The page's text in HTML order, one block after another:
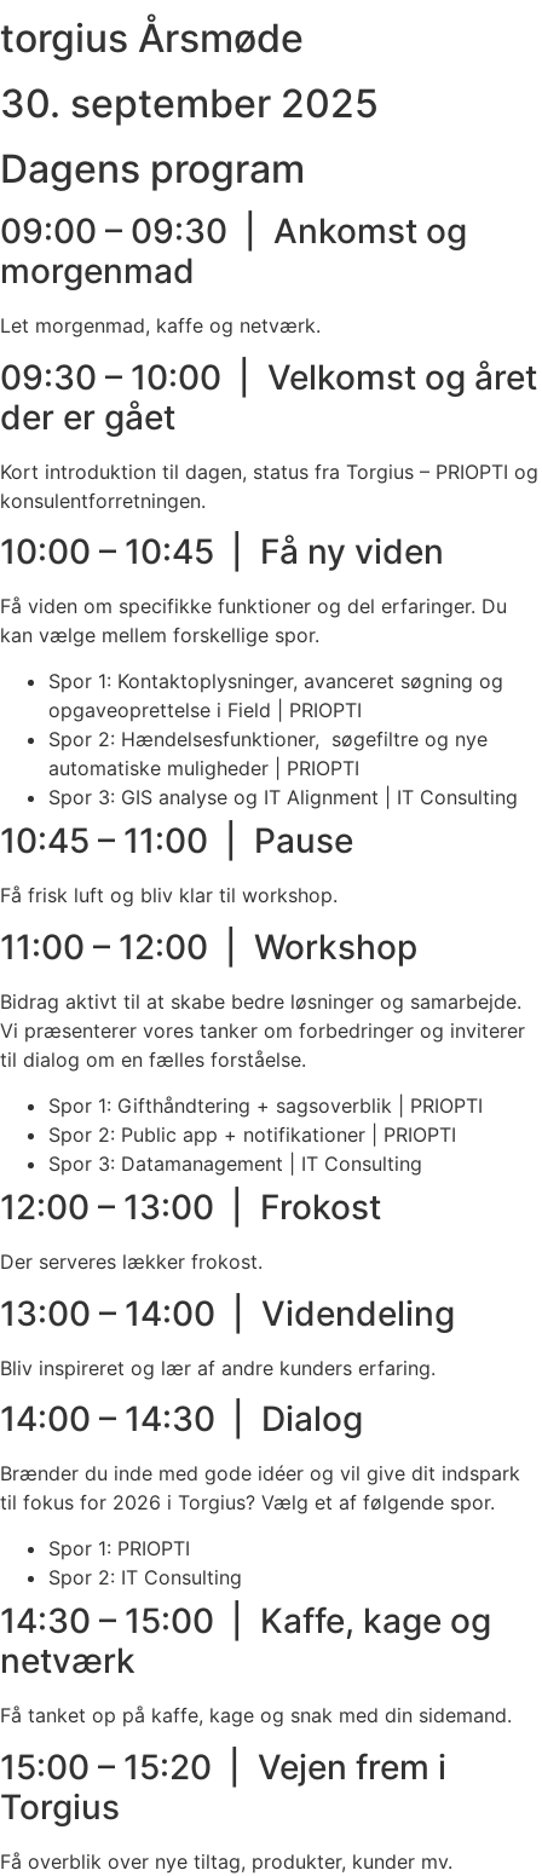
torgius Årsmøde
30. september 2025
Dagens program
09:00 – 09:30 | Ankomst og
morgenmad
Let morgenmad, kaffe og netværk.
09:30 – 10:00 | Velkomst og året
der er gået
Kort introduktion til dagen, status fra Torgius – PRIOPTI og
konsulentforretningen.
10:00 – 10:45 | Få ny viden
Få viden om specifikke funktioner og del erfaringer. Du
kan vælge mellem forskellige spor.
Spor 1: Kontaktoplysninger, avanceret søgning og
opgaveoprettelse i Field | PRIOPTI
Spor 2: Hændelsesfunktioner, søgefiltre og nye
automatiske muligheder | PRIOPTI
Spor 3: GIS analyse og IT Alignment | IT Consulting
10:45 – 11:00 | Pause
Få frisk luft og bliv klar til workshop.
11:00 – 12:00 | Workshop
Bidrag aktivt til at skabe bedre løsninger og samarbejde.
Vi præsenterer vores tanker om forbedringer og inviterer
til dialog om en fælles forståelse.
Spor 1: Gifthåndtering + sagsoverblik | PRIOPTI
Spor 2: Public app + notifikationer | PRIOPTI
Spor 3: Datamanagement | IT Consulting
12:00 – 13:00 | Frokost
Der serveres lækker frokost.
13:00 – 14:00 | Videndeling
Bliv inspireret og lær af andre kunders erfaring.
14:00 – 14:30 | Dialog
Brænder du inde med gode idéer og vil give dit indspark
til fokus for 2026 i Torgius? Vælg et af følgende spor.
Spor 1: PRIOPTI
Spor 2: IT Consulting
14:30 – 15:00 | Kaffe, kage og
netværk
Få tanket op på kaffe, kage og snak med din sidemand.
15:00 – 15:20 | Vejen frem i
Torgius
Få overblik over nye tiltag, produkter, kunder mv.